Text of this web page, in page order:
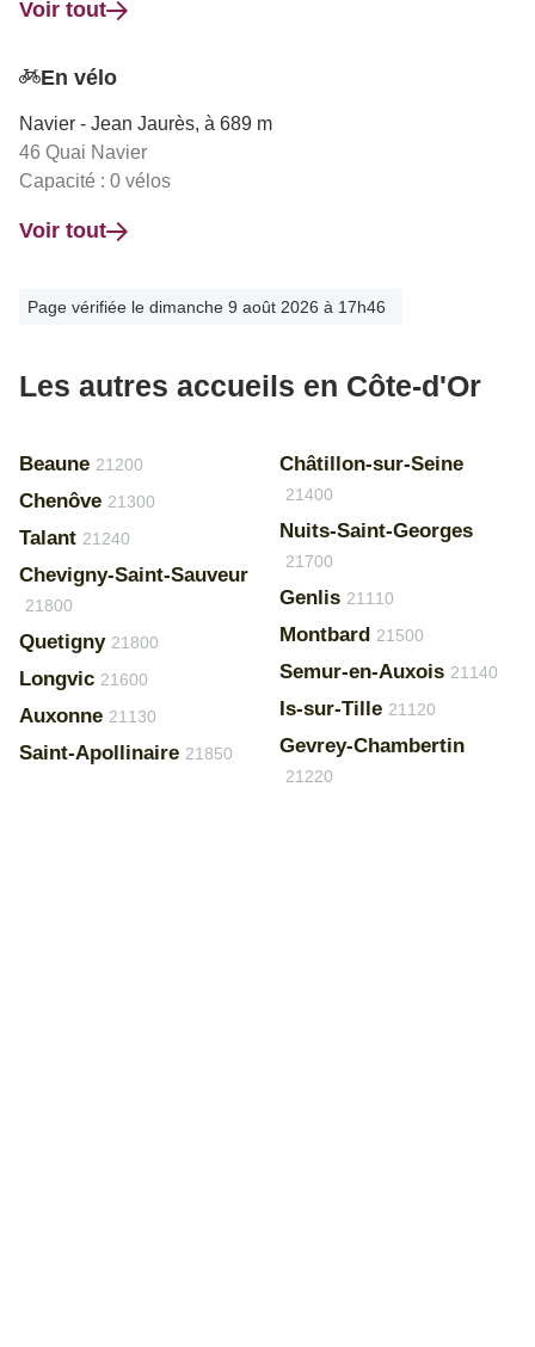
Voir tout
En vélo
Navier - Jean Jaurès, à 689 m
46 Quai Navier
Capacité : 0 vélos
Voir tout
Page vérifiée le dimanche 9 août 2026 à 17h46
Les autres accueils en Côte-d'Or
Beaune 21200
Chenôve 21300
Talant 21240
Chevigny-Saint-Sauveur
21800
Quetigny 21800
Longvic 21600
Auxonne 21130
Saint-Apollinaire 21850
Châtillon-sur-Seine
21400
Nuits-Saint-Georges
21700
Genlis 21110
Montbard 21500
Semur-en-Auxois 21140
Is-sur-Tille 21120
Gevrey-Chambertin
21220